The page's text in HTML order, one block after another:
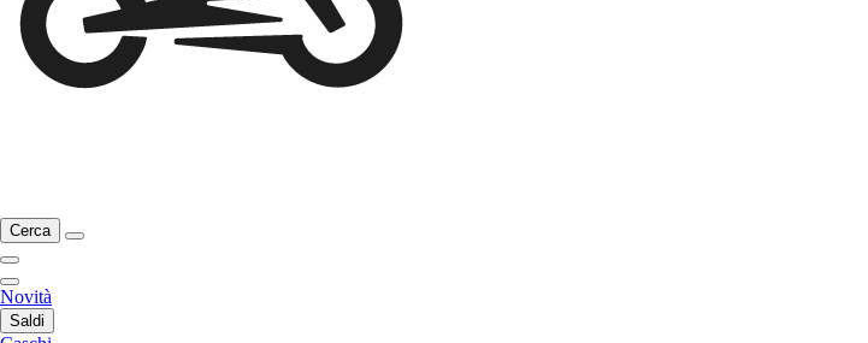
Cerca
Novità
Saldi